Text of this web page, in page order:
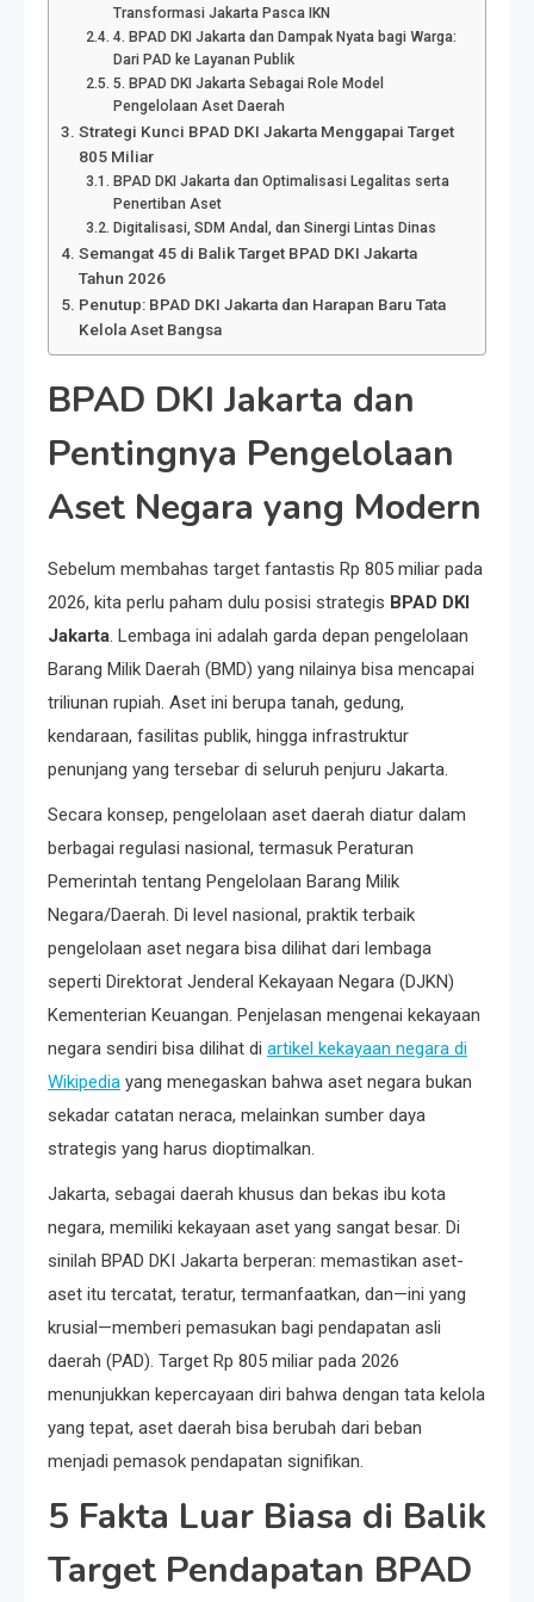
Transformasi Jakarta Pasca IKN
4. BPAD DKI Jakarta dan Dampak Nyata bagi Warga:
Dari PAD ke Layanan Publik
5. BPAD DKI Jakarta Sebagai Role Model
Pengelolaan Aset Daerah
Strategi Kunci BPAD DKI Jakarta Menggapai Target
805 Miliar
BPAD DKI Jakarta dan Optimalisasi Legalitas serta
Penertiban Aset
Digitalisasi, SDM Andal, dan Sinergi Lintas Dinas
Semangat 45 di Balik Target BPAD DKI Jakarta
Tahun 2026
Penutup: BPAD DKI Jakarta dan Harapan Baru Tata
Kelola Aset Bangsa
BPAD DKI Jakarta dan
Pentingnya Pengelolaan
Aset Negara yang Modern
Sebelum membahas target fantastis Rp 805 miliar pada
2026, kita perlu paham dulu posisi strategis BPAD DKI
Jakarta. Lembaga ini adalah garda depan pengelolaan
Barang Milik Daerah (BMD) yang nilainya bisa mencapai
triliunan rupiah. Aset ini berupa tanah, gedung,
kendaraan, fasilitas publik, hingga infrastruktur
penunjang yang tersebar di seluruh penjuru Jakarta.
Secara konsep, pengelolaan aset daerah diatur dalam
berbagai regulasi nasional, termasuk Peraturan
Pemerintah tentang Pengelolaan Barang Milik
Negara/Daerah. Di level nasional, praktik terbaik
pengelolaan aset negara bisa dilihat dari lembaga
seperti Direktorat Jenderal Kekayaan Negara (DJKN)
Kementerian Keuangan. Penjelasan mengenai kekayaan
negara sendiri bisa dilihat di artikel kekayaan negara di
Wikipedia yang menegaskan bahwa aset negara bukan
sekadar catatan neraca, melainkan sumber daya
strategis yang harus dioptimalkan.
Jakarta, sebagai daerah khusus dan bekas ibu kota
negara, memiliki kekayaan aset yang sangat besar. Di
sinilah BPAD DKI Jakarta berperan: memastikan aset-
aset itu tercatat, teratur, termanfaatkan, dan—ini yang
krusial—memberi pemasukan bagi pendapatan asli
daerah (PAD). Target Rp 805 miliar pada 2026
menunjukkan kepercayaan diri bahwa dengan tata kelola
yang tepat, aset daerah bisa berubah dari beban
menjadi pemasok pendapatan signifikan.
5 Fakta Luar Biasa di Balik
Target Pendapatan BPAD